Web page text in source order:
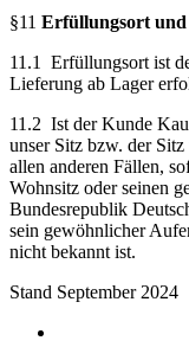
§11 Erfüllungsort und
11.1 Erfüllungsort ist
Lieferung ab Lager
11.2 Ist der Kunde
unser Sitz bzw. der
allen anderen Fällen,
Wohnsitz oder seinen
Bundesrepublik
sein gewöhnlicher
nicht bekannt ist.
Stand September 2024